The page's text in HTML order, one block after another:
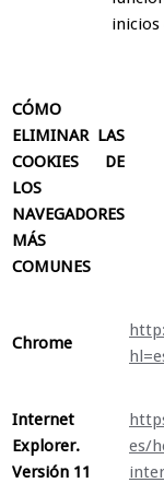
inicios
CÓMO
ELIMINAR LAS
COOKIES DE
LOS
NAVEGADORES
MÁS
COMUNES
Chrome
Internet
Explorer.
Versión 11
es/